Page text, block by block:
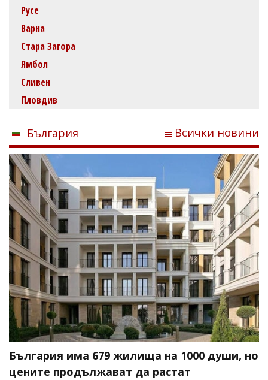
Русе
Варна
Стара Загора
Ямбол
Сливен
Пловдив
България Всички новини
България има 679 жилища на 1000 души, но
цените продължават да растат